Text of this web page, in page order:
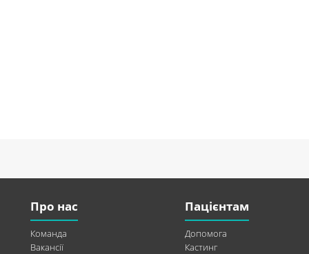
Про нас
Команда
Вакансії
Пацієнтам
Допомога
Кастинг